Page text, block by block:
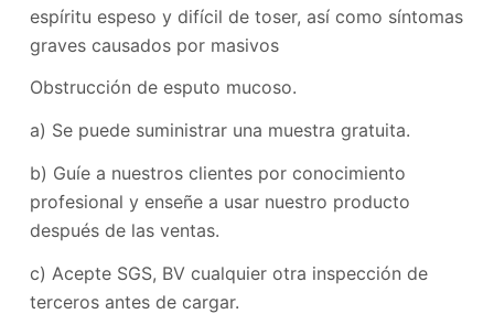
espíritu espeso y difícil de toser, así como síntomas
graves causados ​​por masivos
Obstrucción de esputo mucoso.
a) Se puede suministrar una muestra gratuita.
b) Guíe a nuestros clientes por conocimiento
profesional y enseñe a usar nuestro producto
después de las ventas.
c) Acepte SGS, BV cualquier otra inspección de
terceros antes de cargar.